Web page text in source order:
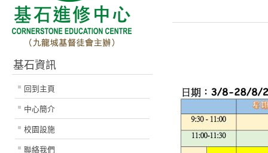
基石資訊
回到主頁
中心簡介
校園設施
聯絡我們